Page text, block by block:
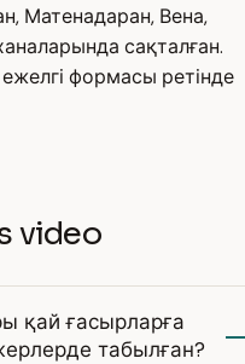
Матенадаран, Вена,
сақталған.
формасы ретінде
video
қай ғасырларға
табылған?